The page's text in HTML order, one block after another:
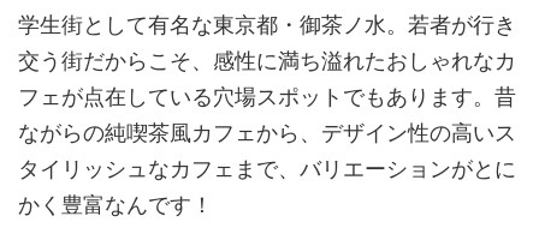
学生街として有名な東京都・御茶ノ水。若者が行き
交う街だからこそ、感性に満ち溢れたおしゃれなカ
フェが点在している穴場スポットでもあります。昔
ながらの純喫茶風カフェから、デザイン性の高いス
タイリッシュなカフェまで、バリエーションがとに
かく豊富なんです！